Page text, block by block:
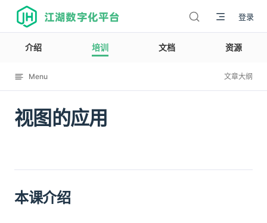
江湖数字化平台 登录
介绍 培训 文档 资源
Menu 文章大纲
视图的应用
12002
本课介绍